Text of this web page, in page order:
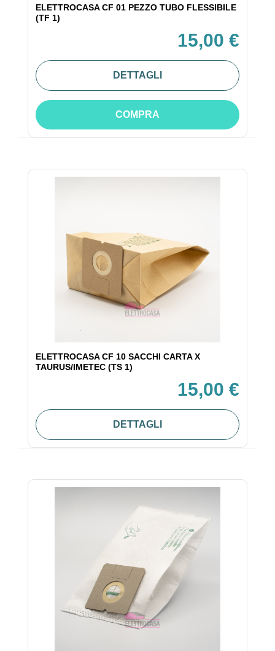
ELETTROCASA CF 01 PEZZO TUBO FLESSIBILE
(TF 1)
15,00 €
DETTAGLI
COMPRA
ELETTROCASA CF 10 SACCHI CARTA X
TAURUS/IMETEC (TS 1)
15,00 €
DETTAGLI